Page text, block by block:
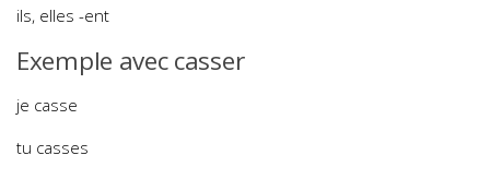
ils, elles -ent
Exemple avec casser
je casse
tu casses